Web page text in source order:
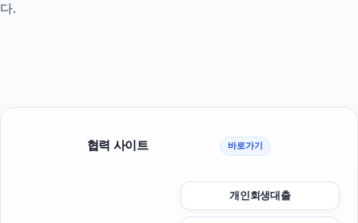
다.
협력 사이트 바로가기
개인회생대출